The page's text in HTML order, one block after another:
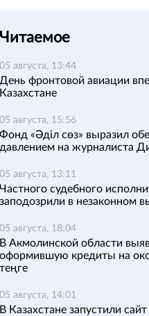
Читаемое
05 августа, 13:44
День фронтовой авиации
Казахстане
05 августа, 15:56
Фонд «Әділ сөз» выразил
давлением на журналиста
05 августа, 13:11
Частного судебного
заподозрили в незаконном
05 августа, 18:04
В Акмолинской области
оформившую кредиты на
теңге
05 августа, 14:01
В Казахстане запустили